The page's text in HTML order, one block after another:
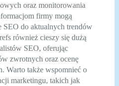
oraz monitorowania
firmy mogą
SEO do aktualnych trendów
również cieszy się dużą
SEO, oferując
zwrotnych oraz ocenę
Warto także wspomnieć o
marketingu, takich jak